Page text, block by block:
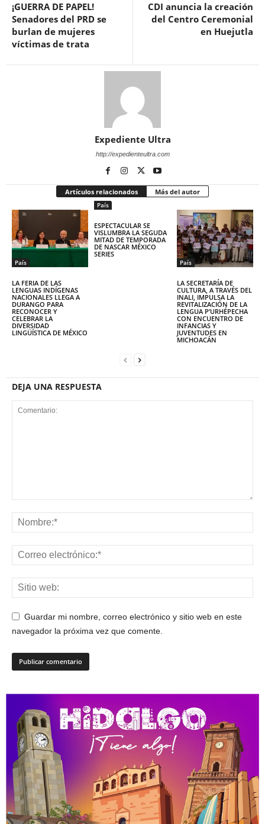
¡GUERRA DE PAPEL!
Senadores del PRD se
burlan de mujeres
víctimas de trata
CDI anuncia la creación
del Centro Ceremonial
en Huejutla
Expediente Ultra
http://expedienteultra.com
Artículos relacionados Más del autor
País
LA FERIA DE LAS
LENGUAS INDÍGENAS
NACIONALES LLEGA A
DURANGO PARA
RECONOCER Y
CELEBRAR LA
DIVERSIDAD
LINGÜÍSTICA DE MÉXICO
País
ESPECTACULAR SE
VISLUMBRA LA SEGUDA
MITAD DE TEMPORADA
DE NASCAR MÉXICO
SERIES
País
LA SECRETARÍA DE
CULTURA, A TRAVÉS DEL
INALI, IMPULSA LA
REVITALIZACIÓN DE LA
LENGUA P’URHÉPECHA
CON ENCUENTRO DE
INFANCIAS Y
JUVENTUDES EN
MICHOACÁN
DEJA UNA RESPUESTA
Guardar mi nombre, correo electrónico y sitio web en este
navegador la próxima vez que comente.